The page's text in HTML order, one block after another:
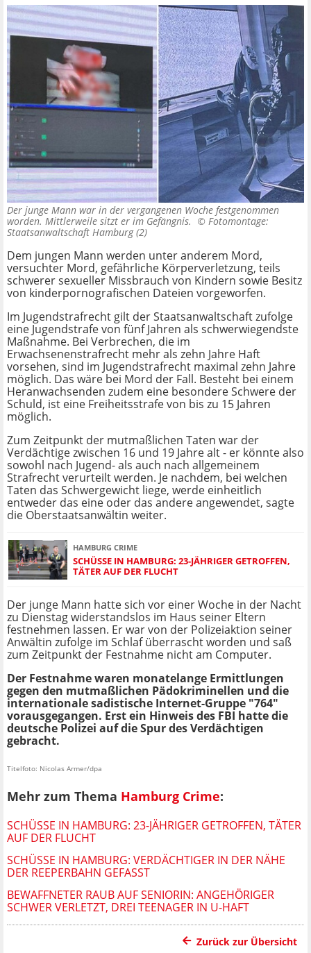
Der junge Mann war in der vergangenen Woche festgenommen
worden. Mittlerweile sitzt er im Gefängnis. © Fotomontage:
Staatsanwaltschaft Hamburg (2)
Dem jungen Mann werden unter anderem Mord,
versuchter Mord, gefährliche Körperverletzung, teils
schwerer sexueller Missbrauch von Kindern sowie Besitz
von kinderpornografischen Dateien vorgeworfen.
Im Jugendstrafrecht gilt der Staatsanwaltschaft zufolge
eine Jugendstrafe von fünf Jahren als schwerwiegendste
Maßnahme. Bei Verbrechen, die im
Erwachsenenstrafrecht mehr als zehn Jahre Haft
vorsehen, sind im Jugendstrafrecht maximal zehn Jahre
möglich. Das wäre bei Mord der Fall. Besteht bei einem
Heranwachsenden zudem eine besondere Schwere der
Schuld, ist eine Freiheitsstrafe von bis zu 15 Jahren
möglich.
Zum Zeitpunkt der mutmaßlichen Taten war der
Verdächtige zwischen 16 und 19 Jahre alt - er könnte also
sowohl nach Jugend- als auch nach allgemeinem
Strafrecht verurteilt werden. Je nachdem, bei welchen
Taten das Schwergewicht liege, werde einheitlich
entweder das eine oder das andere angewendet, sagte
die Oberstaatsanwältin weiter.
HAMBURG CRIME
SCHÜSSE IN HAMBURG: 23-JÄHRIGER GETROFFEN,
TÄTER AUF DER FLUCHT
Der junge Mann hatte sich vor einer Woche in der Nacht
zu Dienstag widerstandslos im Haus seiner Eltern
festnehmen lassen. Er war von der Polizeiaktion seiner
Anwältin zufolge im Schlaf überrascht worden und saß
zum Zeitpunkt der Festnahme nicht am Computer.
Der Festnahme waren monatelange Ermittlungen
gegen den mutmaßlichen Pädokriminellen und die
internationale sadistische Internet-Gruppe "764"
vorausgegangen. Erst ein Hinweis des FBI hatte die
deutsche Polizei auf die Spur des Verdächtigen
gebracht.
Titelfoto: Nicolas Armer/dpa
Mehr zum Thema Hamburg Crime:
SCHÜSSE IN HAMBURG: 23-JÄHRIGER GETROFFEN, TÄTER
AUF DER FLUCHT
SCHÜSSE IN HAMBURG: VERDÄCHTIGER IN DER NÄHE
DER REEPERBAHN GEFASST
BEWAFFNETER RAUB AUF SENIORIN: ANGEHÖRIGER
SCHWER VERLETZT, DREI TEENAGER IN U-HAFT
Zurück zur Übersicht